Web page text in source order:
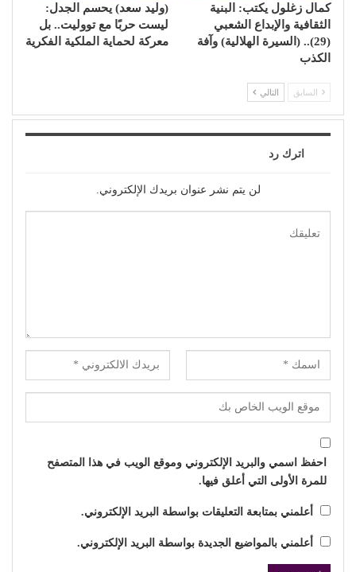
كمال زغلول يكتب: البنية
الثقافية والإبداع الشعبي
(29).. (السيرة الهلالية) وآفة
الكذب
(وليد سعد) يحسم الجدل:
ليست حربًا مع تووليت.. بل
معركة لحماية الملكية الفكرية
السابق التالي
اترك رد
لن يتم نشر عنوان بريدك الإلكتروني.
احفظ اسمي والبريد الإلكتروني وموقع الويب في هذا المتصفح
للمرة الأولى التي أعلق فيها.
أعلمني بمتابعة التعليقات بواسطة البريد الإلكتروني.
أعلمني بالمواضيع الجديدة بواسطة البريد الإلكتروني.